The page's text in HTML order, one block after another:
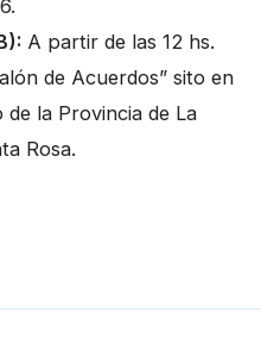
A partir de las 12 hs.
de Acuerdos” sito en
de la Provincia de La
Rosa.